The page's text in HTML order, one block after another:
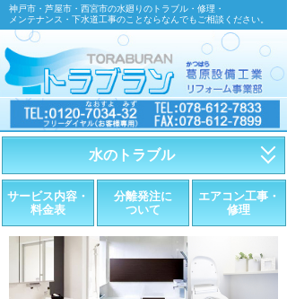
神戸市・芦屋市・西宮市の水廻りのトラブル・修理・
メンテナンス・下水道工事のことならなんでもご相談ください。
水のトラブル
・トイレが詰まったら
・トイレが漏れたら
・水道管が漏れたら
サービス内容・
料金表
分離発注に
ついて
エアコン工事・
修理